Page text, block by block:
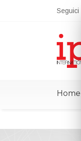
Seguici
Home